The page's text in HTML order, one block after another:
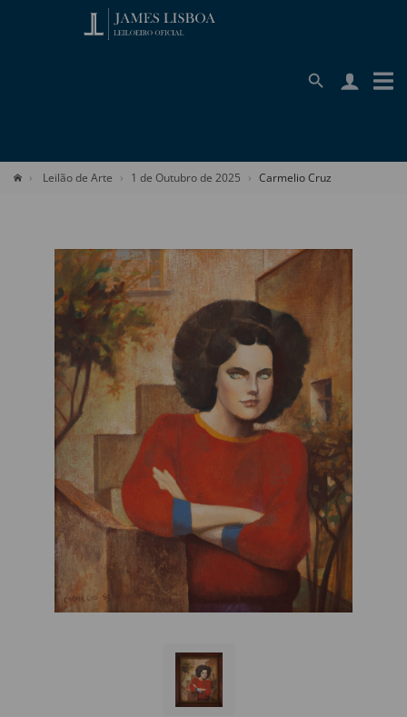
Leilão de Arte 1 de Outubro de 2025 Carmelio Cruz